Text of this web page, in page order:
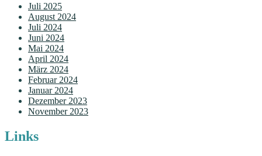
Juli 2025
August 2024
Juli 2024
Juni 2024
Mai 2024
April 2024
März 2024
Februar 2024
Januar 2024
Dezember 2023
November 2023
Links